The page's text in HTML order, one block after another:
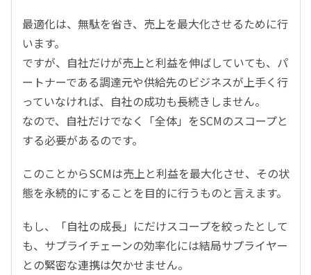
最適化は、無駄を省き、売上を最大化させるために行
います。
ですが、自社だけが売上と利益を伸ばしていても、パ
ートナーである調達元や供給先のビジネスが上手く行
っていなければ、自社の成功も長続きしません。
なので、自社だけでなく「全体」をSCMのスコープと
する必要があるのです。
このことからSCMは売上と利益を最大化させ、その状
態を永続的にすることを目的に行うものと言えます。
もし、「自社の成長」にだけスコープを絞ったとして
も、サプライチェーンの効率化には結局サプライヤー
との緊密な連携は欠かせません。